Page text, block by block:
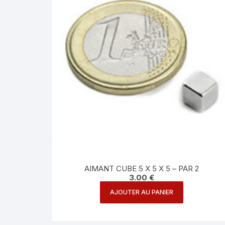
AIMANT CUBE 5 X 5 X 5 – PAR 2
3.00 €
AJOUTER AU PANIER